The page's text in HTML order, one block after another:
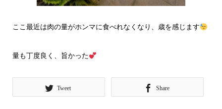
ここ最近は肉の量がホンマに食べれなくなり、歳を感じます
量も丁度良く、旨かった
Tweet Share